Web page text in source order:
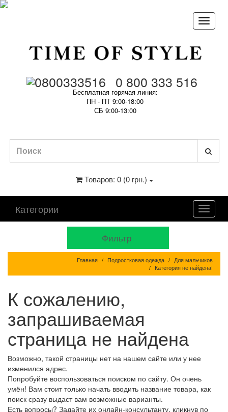
0 800 333 516
Бесплатная горячая линия:
ПН - ПТ 9:00-18:00
СБ 9:00-13:00
Товаров: 0 (0 грн.)
Категории
Фильтр
Главная Подростковая одежда
Для мальчиков
Категория не найдена!
К сожалению,
запрашиваемая
страница не найдена
Возможно, такой страницы нет на нашем сайте или у нее
изменился адрес.
Попробуйте воспользоваться поиском по сайту. Он очень
умён! Вам стоит только начать вводить название товара, как
поиск сразу выдаст вам возможные варианты.
Есть вопросы? Задайте их онлайн-консультанту, кликнув по